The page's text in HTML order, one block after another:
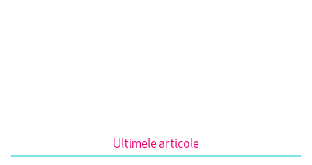
Ultimele articole